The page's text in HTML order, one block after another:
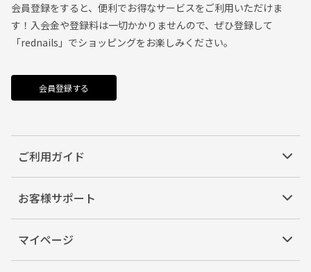
会員登録をすると、便利でお得なサービスをご利用いただけま
す！入会金や登録料は一切かかりませんので、ぜひ登録して
「rednails」でショッピングをお楽しみください。
会員登録する
ご利用ガイド
お客様サポート
マイページ